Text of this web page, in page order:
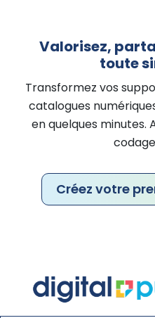
Valorisez,
toute
Transformez vos
catalogues
en quelques minutes.
Créez votre